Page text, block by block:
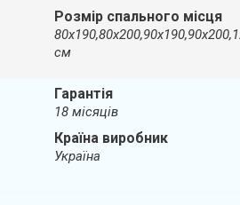
Розмір спального місця
см
Гарантія
18 місяців
Країна виробник
Україна